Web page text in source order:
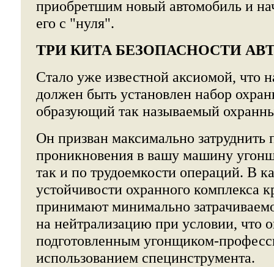
приобретшим новый автомобиль и
его с "нуля".
ТРИ КИТА БЕЗОПАСНОСТИ
Стало уже известной аксиомой, что
должен быть установлен набор
образующий так называемый
Он призван максимально затруднить
проникновения в вашу машину
так и по трудоемкости операций. В
устойчивости охранного комплекса
принимают минимально
на нейтрализацию при условии, что
подготовленным угонщиком-
использованием специнструмента.